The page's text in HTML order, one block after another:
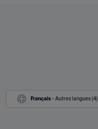
Français - Autres langues (4)